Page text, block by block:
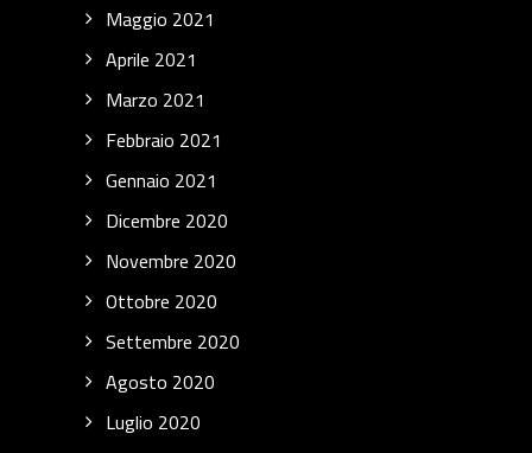
Maggio 2021
Aprile 2021
Marzo 2021
Febbraio 2021
Gennaio 2021
Dicembre 2020
Novembre 2020
Ottobre 2020
Settembre 2020
Agosto 2020
Luglio 2020